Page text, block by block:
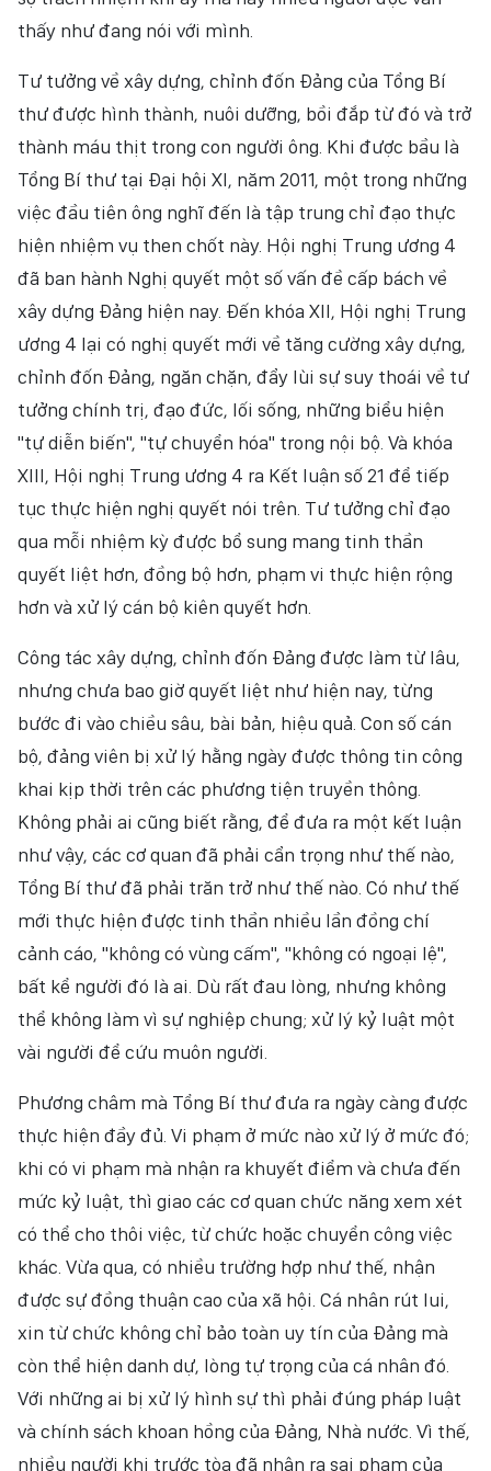
thấy như đang nói với mình.
Tư tưởng về xây dựng, chỉnh đốn Đảng của Tổng Bí
thư được hình thành, nuôi dưỡng, bồi đắp từ đó và trở
thành máu thịt trong con người ông. Khi được bầu là
Tổng Bí thư tại Đại hội XI, năm 2011, một trong những
việc đầu tiên ông nghĩ đến là tập trung chỉ đạo thực
hiện nhiệm vụ then chốt này. Hội nghị Trung ương 4
đã ban hành Nghị quyết một số vấn đề cấp bách về
xây dựng Đảng hiện nay. Đến khóa XII, Hội nghị Trung
ương 4 lại có nghị quyết mới về tăng cường xây dựng,
chỉnh đốn Đảng, ngăn chặn, đẩy lùi sự suy thoái về tư
tưởng chính trị, đạo đức, lối sống, những biểu hiện
"tự diễn biến", "tự chuyển hóa" trong nội bộ. Và khóa
XIII, Hội nghị Trung ương 4 ra Kết luận số 21 để tiếp
tục thực hiện nghị quyết nói trên. Tư tưởng chỉ đạo
qua mỗi nhiệm kỳ được bổ sung mang tinh thần
quyết liệt hơn, đồng bộ hơn, phạm vi thực hiện rộng
hơn và xử lý cán bộ kiên quyết hơn.
Công tác xây dựng, chỉnh đốn Đảng được làm từ lâu,
nhưng chưa bao giờ quyết liệt như hiện nay, từng
bước đi vào chiều sâu, bài bản, hiệu quả. Con số cán
bộ, đảng viên bị xử lý hằng ngày được thông tin công
khai kịp thời trên các phương tiện truyền thông.
Không phải ai cũng biết rằng, để đưa ra một kết luận
như vậy, các cơ quan đã phải cẩn trọng như thế nào,
Tổng Bí thư đã phải trăn trở như thế nào. Có như thế
mới thực hiện được tinh thần nhiều lần đồng chí
cảnh cáo, "không có vùng cấm", "không có ngoại lệ",
bất kể người đó là ai. Dù rất đau lòng, nhưng không
thể không làm vì sự nghiệp chung; xử lý kỷ luật một
vài người để cứu muôn người.
Phương châm mà Tổng Bí thư đưa ra ngày càng được
thực hiện đầy đủ. Vi phạm ở mức nào xử lý ở mức đó;
khi có vi phạm mà nhận ra khuyết điểm và chưa đến
mức kỷ luật, thì giao các cơ quan chức năng xem xét
có thể cho thôi việc, từ chức hoặc chuyển công việc
khác. Vừa qua, có nhiều trường hợp như thế, nhận
được sự đồng thuận cao của xã hội. Cá nhân rút lui,
xin từ chức không chỉ bảo toàn uy tín của Đảng mà
còn thể hiện danh dự, lòng tự trọng của cá nhân đó.
Với những ai bị xử lý hình sự thì phải đúng pháp luật
và chính sách khoan hồng của Đảng, Nhà nước. Vì thế,
nhiều người khi trước tòa đã nhận ra sai phạm của